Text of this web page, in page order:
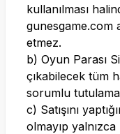
kullanılması
gunesgame.com
etmez.
b) Oyun Parası
çıkabilecek tüm
sorumlu
c) Satışını
olmayıp